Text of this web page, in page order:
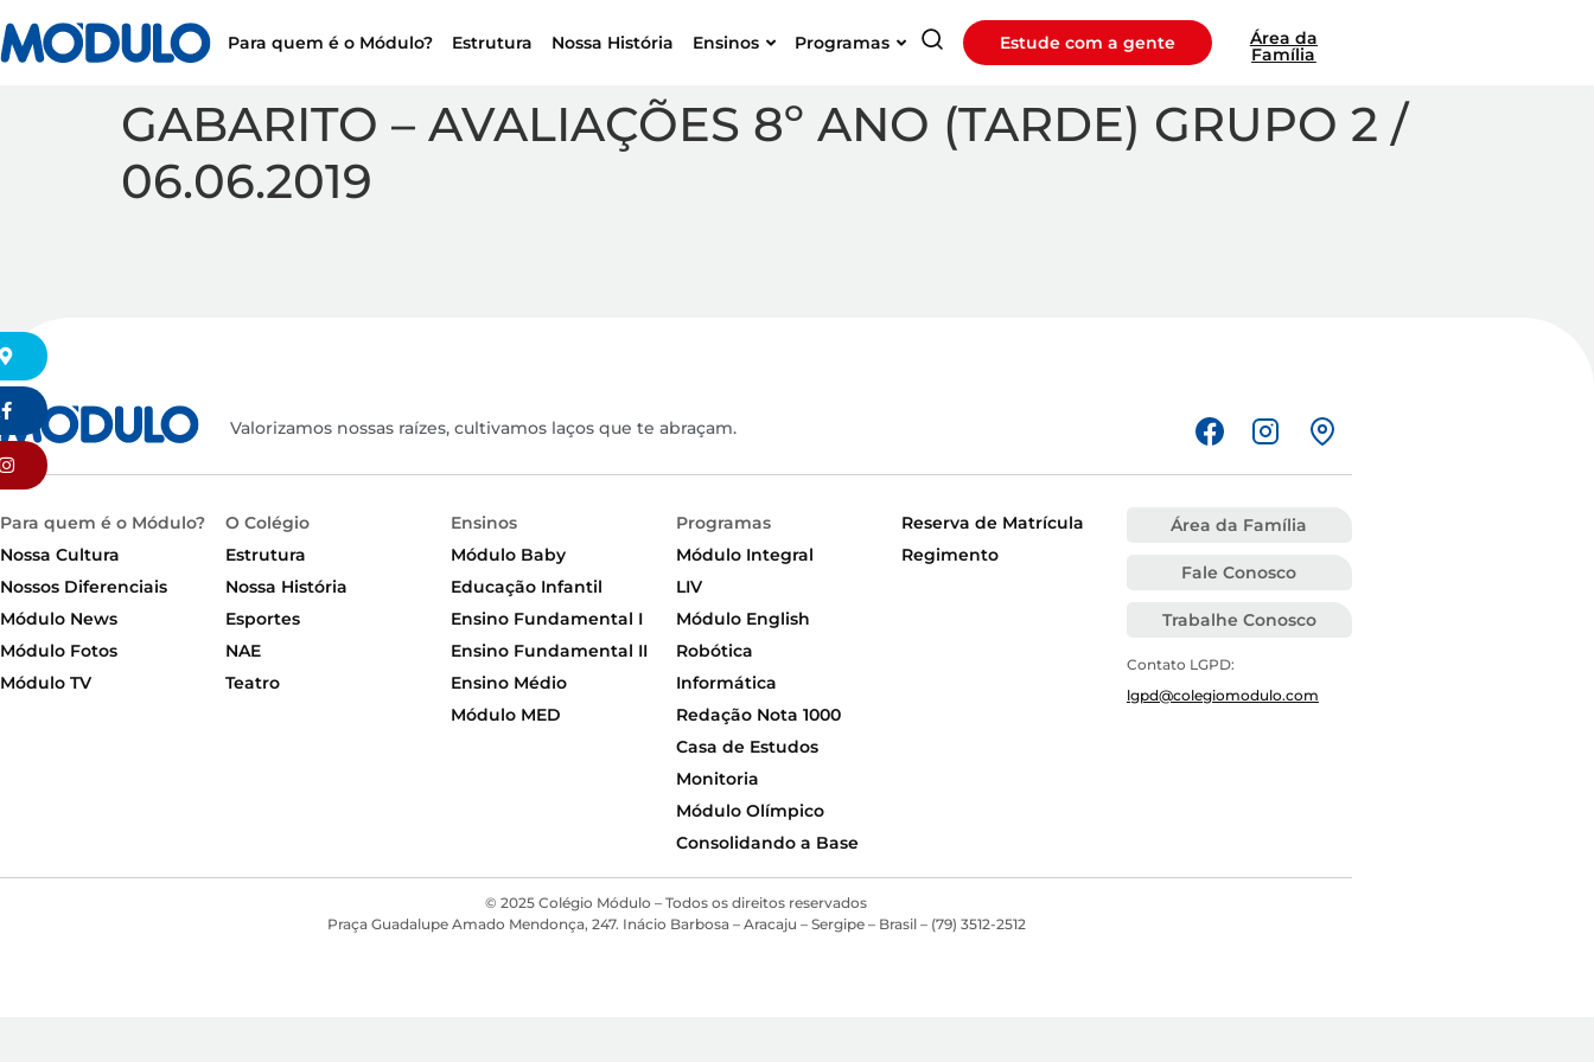
Para quem é o Módulo? Estrutura Nossa História Ensinos Programas Estude com a gente Área da
Família
GABARITO – AVALIAÇÕES 8º ANO (TARDE) GRUPO 2 /
06.06.2019
Valorizamos nossas raízes, cultivamos laços que te abraçam.
Para quem é o Módulo?
Nossa Cultura
Nossos Diferenciais
Módulo News
Módulo Fotos
Módulo TV
O Colégio
Estrutura
Nossa História
Esportes
NAE
Teatro
Ensinos
Módulo Baby
Educação Infantil
Ensino Fundamental I
Ensino Fundamental II
Ensino Médio
Módulo MED
Programas
Módulo Integral
LIV
Módulo English
Robótica
Informática
Redação Nota 1000
Casa de Estudos
Monitoria
Módulo Olímpico
Consolidando a Base
Reserva de Matrícula
Regimento
Área da Família
Fale Conosco
Trabalhe Conosco
Contato LGPD:
lgpd@colegiomodulo.com
© 2025 Colégio Módulo – Todos os direitos reservados
Praça Guadalupe Amado Mendonça, 247. Inácio Barbosa – Aracaju – Sergipe – Brasil – (79) 3512-2512